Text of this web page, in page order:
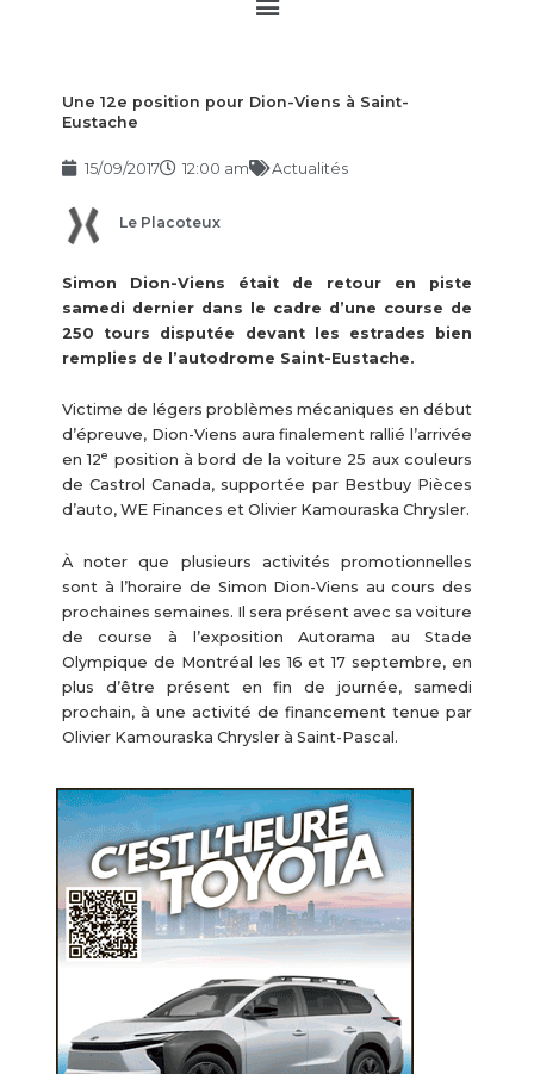
Une 12e position pour Dion-Viens à Saint-
Eustache
15/09/2017 12:00 am Actualités
Le Placoteux
Simon Dion-Viens était de retour en piste
samedi dernier dans le cadre d’une course de
250 tours disputée devant les estrades bien
remplies de l’autodrome Saint-Eustache.
Victime de légers problèmes mécaniques en début
d’épreuve, Dion-Viens aura finalement rallié l’arrivée
en 12e position à bord de la voiture 25 aux couleurs
de Castrol Canada, supportée par Bestbuy Pièces
d’auto, WE Finances et Olivier Kamouraska Chrysler.
À noter que plusieurs activités promotionnelles
sont à l’horaire de Simon Dion-Viens au cours des
prochaines semaines. Il sera présent avec sa voiture
de course à l’exposition Autorama au Stade
Olympique de Montréal les 16 et 17 septembre, en
plus d’être présent en fin de journée, samedi
prochain, à une activité de financement tenue par
Olivier Kamouraska Chrysler à Saint-Pascal.